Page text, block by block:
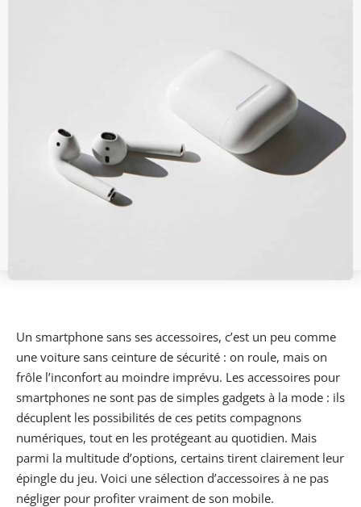
Un smartphone sans ses accessoires, c’est un peu comme
une voiture sans ceinture de sécurité : on roule, mais on
frôle l’inconfort au moindre imprévu. Les accessoires pour
smartphones ne sont pas de simples gadgets à la mode : ils
décuplent les possibilités de ces petits compagnons
numériques, tout en les protégeant au quotidien. Mais
parmi la multitude d’options, certains tirent clairement leur
épingle du jeu. Voici une sélection d’accessoires à ne pas
négliger pour profiter vraiment de son mobile.